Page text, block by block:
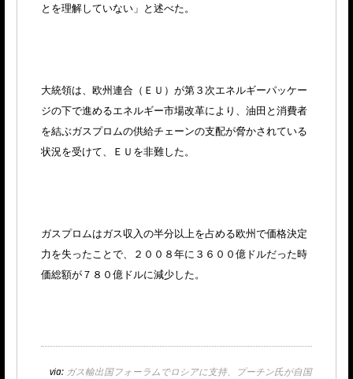
とを理解していない」と述べた。
大統領は、欧州連合（ＥＵ）が第３次エネルギーパッケー
ジの下で進めるエネルギー市場改革により、油田と消費者
を結ぶガスプロムの供給チェーンの支配が脅かされている
状況を受けて、ＥＵを非難した。
ガスプロムはガス収入の半分以上を占める欧州で価格決定
力を失ったことで、２００８年に３６００億ドルだった時
価総額が７８０億ドルに減少した。
via: ガス輸出国フォーラムでロシアに支持、プーチン氏が自国